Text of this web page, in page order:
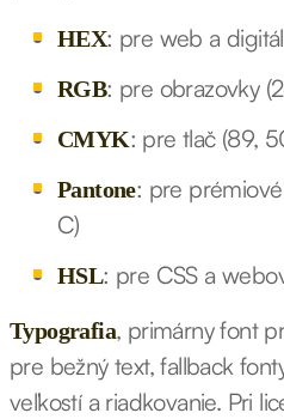
HEX: pre web a
RGB: pre obrazovky
CMYK: pre tlač (89,
Pantone: pre
C)
HSL: pre CSS a
Typografia, primárny font
pre bežný text, fallback
veľkostí a riadkovanie. Pri